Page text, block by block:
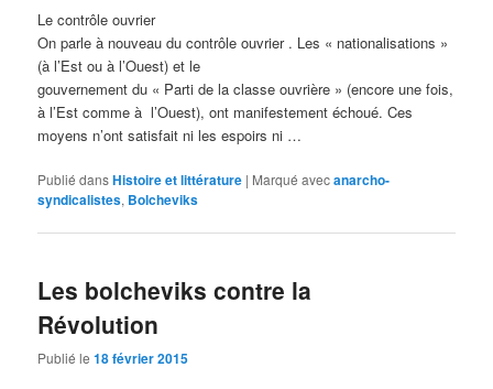
Le contrôle ouvrier
On parle à nouveau du contrôle ouvrier . Les « nationalisations »
(à l’Est ou à l’Ouest) et le
gouvernement du « Parti de la classe ouvrière » (encore une fois,
à l’Est comme à l’Ouest), ont manifestement échoué. Ces
moyens n’ont satisfait ni les espoirs ni …
Publié dansHistoire et littérature | Marqué avecanarcho-
syndicalistes, Bolcheviks
Les bolcheviks contre la
Révolution
Publié le18 février 2015